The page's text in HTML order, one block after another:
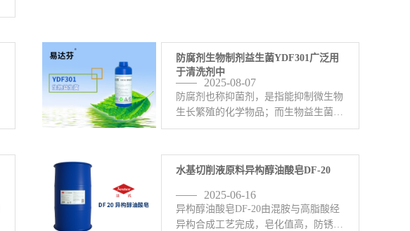
酯TPP有络合、清灰、清碳、 <-查看详
情>
防腐剂生物制剂益生菌YDF301广泛用
于清洗剂中
2025-08-07
防腐剂也称抑菌剂，是指能抑制微生物
生长繁殖的化学物品；而生物益生菌
YDF301由新葳公司生物科技部门研发
金属清洗剂、中性除油剂、水基表面活
性剂、水性切切削液、胶粘剂、 <-查
看详情>
水基切削液原料异构醇油酸皂DF-20
2025-06-16
异构醇油酸皂DF-20由混胺与高脂酸经
异构合成工艺完成，皂化值高，防锈润